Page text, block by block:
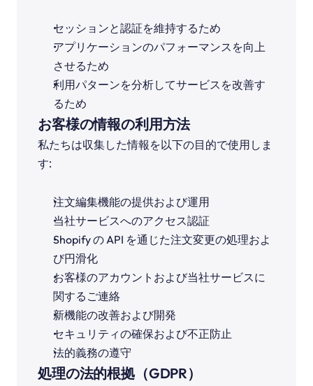
セッションと認証を維持するため
アプリケーションのパフォーマンスを向上
させるため
利用パターンを分析してサービスを改善す
るため
お客様の情報の利用方法
私たちは収集した情報を以下の目的で使用しま
す:
注文編集機能の提供および運用
当社サービスへのアクセス認証
Shopify の API を通じた注文変更の処理およ
び円滑化
お客様のアカウントおよび当社サービスに
関するご連絡
新機能の改善および開発
セキュリティの確保および不正防止
法的義務の遵守
処理の法的根拠（GDPR）